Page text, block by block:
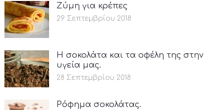
Ζύμη για κρέπες
29 Σεπτεμβρίου 2018
Η σοκολάτα και τα οφέλη της στην
υγεία μας.
28 Σεπτεμβρίου 2018
Ρόφημα σοκολάτας.